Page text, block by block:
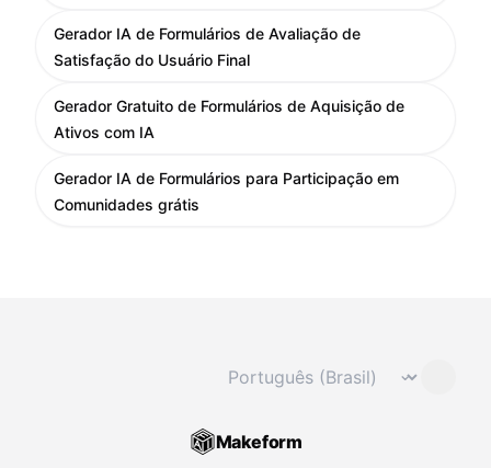
Gerador IA de Formulários de Avaliação de
Satisfação do Usuário Final
Gerador Gratuito de Formulários de Aquisição de
Ativos com IA
Gerador IA de Formulários para Participação em
Comunidades grátis
Mudar idioma ⌄
Makeform